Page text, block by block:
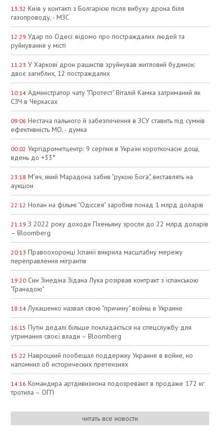
13:32 Київ у контакті з Болгарією після вибуху дрона біля
газопроводу, - МЗС
12:29 Удар по Одесі: відомо про постраждалих людей та
руйнування у місті
11:23 У Харкові дрон рашистів зруйнував житловий будинок:
двоє загиблих, 12 постраждалих
10:14 Адміністратор чату "Протест" Віталій Камка затриманий як
СЗЧ в Черкасах
09:06 Нестача пального й забезпечення в ЗСУ ставить під сумнів
ефективність МО, - думка
00:02 Укргідрометцентр: 9 серпня в Україні короткочасні дощі,
вдень до +33°
23:18 М'яч, який Марадона забив "рукою Бога", виставлять на
аукціон
22:12 Нолан на фільмі "Одіссея" заробив понад 1 млрд доларів
21:19 З 2022 року доходи Пхеньяну зросли до 22 млрд доларів
– Bloomberg
20:13 Правоохоронці Іспанії викрила масштабну мережу
переправлення мігрантів
19:20 Син Зінедіна Зідана Лука розірвав контракт з іспанською
"Гранадою"
18:14 Лукашенко назвал свою "причину" войны в Украине
16:15 Путін дедалі більше покладається на спецслужбу для
утримання своєї влади – Bloomberg
15:22 Навроцкий пообещал поддержку Украине в войне, но
напомнил об исторических претензиях
14:16 Командира артдивизиона подозревают в продаже 172 кг
тротила – ОГП
читать все новости